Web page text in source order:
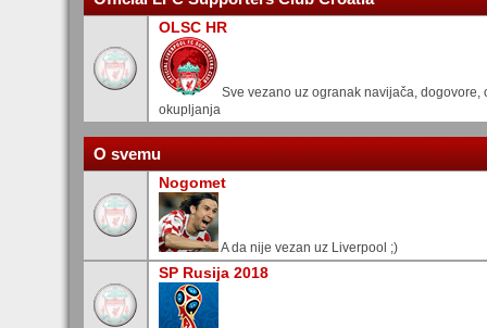
OLSC HR
Sve vezano uz ogranak navijača, dogovore,
okupljanja
O svemu
Nogomet
A da nije vezan uz Liverpool ;)
SP Rusija 2018